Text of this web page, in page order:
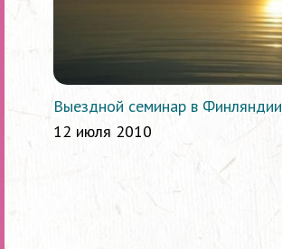
Выездной семинар в Финляндии
12 июля 2010